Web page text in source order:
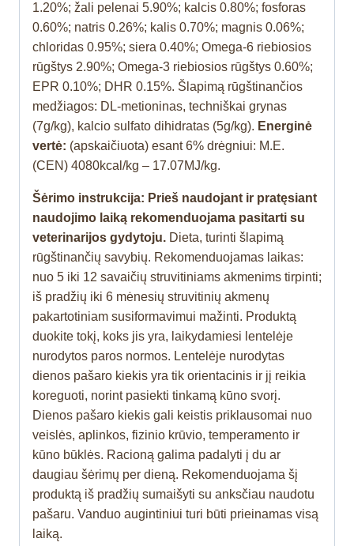
1.20%; žali pelenai 5.90%; kalcis 0.80%; fosforas
0.60%; natris 0.26%; kalis 0.70%; magnis 0.06%;
chloridas 0.95%; siera 0.40%; Omega-6 riebiosios
rūgštys 2.90%; Omega-3 riebiosios rūgštys 0.60%;
EPR 0.10%; DHR 0.15%. Šlapimą rūgštinančios
medžiagos: DL-metioninas, techniškai grynas
(7g/kg), kalcio sulfato dihidratas (5g/kg). Energinė
vertė: (apskaičiuota) esant 6% drėgniui: M.E.
(CEN) 4080kcal/kg – 17.07MJ/kg.
Šėrimo instrukcija: Prieš naudojant ir pratęsiant
naudojimo laiką rekomenduojama pasitarti su
veterinarijos gydytoju. Dieta, turinti šlapimą
rūgštinančių savybių. Rekomenduojamas laikas:
nuo 5 iki 12 savaičių struvitiniams akmenims tirpinti;
iš pradžių iki 6 mėnesių struvitinių akmenų
pakartotiniam susiformavimui mažinti. Produktą
duokite tokį, koks jis yra, laikydamiesi lentelėje
nurodytos paros normos. Lentelėje nurodytas
dienos pašaro kiekis yra tik orientacinis ir jį reikia
koreguoti, norint pasiekti tinkamą kūno svorį.
Dienos pašaro kiekis gali keistis priklausomai nuo
veislės, aplinkos, fizinio krūvio, temperamento ir
kūno būklės. Racioną galima padalyti į du ar
daugiau šėrimų per dieną. Rekomenduojama šį
produktą iš pradžių sumaišyti su anksčiau naudotu
pašaru. Vanduo augintiniui turi būti prieinamas visą
laiką.